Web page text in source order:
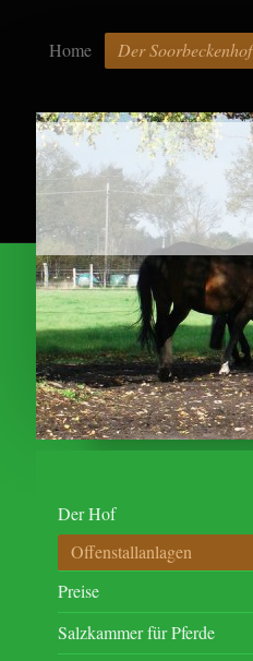
Home Der Soorbeckenhof
Der Hof
Offenstallanlagen
Preise
Salzkammer für Pferde